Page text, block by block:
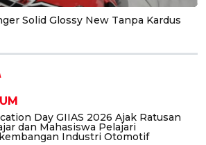
Solid Glossy New Tanpa Kardus
Day GIIAS 2026 Ajak Ratusan
dan Mahasiswa Pelajari
Industri Otomotif